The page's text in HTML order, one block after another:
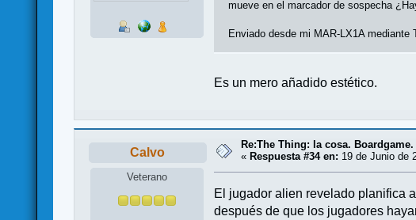
mueve en el marcador de sospecha
Enviado desde mi MAR-LX1A mediante
Es un mero añadido estético.
Calvo
Veterano
Re:The Thing: la cosa.
« Respuesta #34 en: 19 de Junio de
El jugador alien revelado planifica
después de que los jugadores